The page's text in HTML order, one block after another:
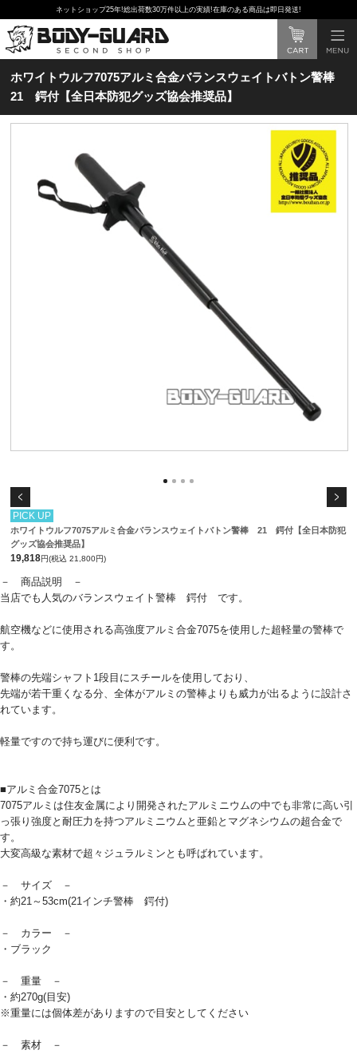
ネットショップ25年!総出荷数30万件以上の実績!在庫のある商品は即日発送!
ホワイトウルフ7075アルミ合金バランスウェイトバトン警棒
21 鍔付【全日本防犯グッズ協会推奨品】
PICK UP
ホワイトウルフ7075アルミ合金バランスウェイトバトン警棒 21 鍔付【全日本防犯
グッズ協会推奨品】
19,818円(税込 21,800円)
－ 商品説明 －
当店でも人気のバランスウェイト警棒 鍔付 です。
航空機などに使用される高強度アルミ合金7075を使用した超軽量の警棒で
す。
警棒の先端シャフト1段目にスチールを使用しており、
先端が若干重くなる分、全体がアルミの警棒よりも威力が出るように設計さ
れています。
軽量ですので持ち運びに便利です。
■アルミ合金7075とは
7075アルミは住友金属により開発されたアルミニウムの中でも非常に高い引
っ張り強度と耐圧力を持つアルミニウムと亜鉛とマグネシウムの超合金で
す。
大変高級な素材で超々ジュラルミンとも呼ばれています。
－ サイズ －
・約21～53cm(21インチ警棒 鍔付)
－ カラー －
・ブラック
－ 重量 －
・約270g(目安)
※重量には個体差がありますので目安としてください
－ 素材 －